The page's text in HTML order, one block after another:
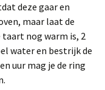
deze gaar en
maar laat de
taart nog warm is, 2
water en bestrijk de
uur mag je de ring